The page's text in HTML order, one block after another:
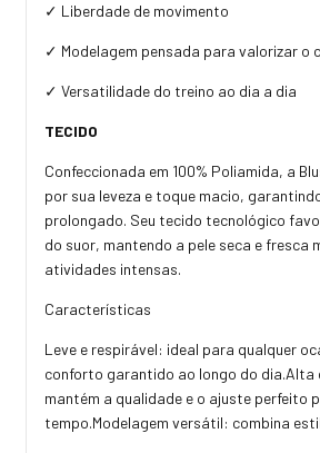
✓ Liberdade de movimento
✓ Modelagem pensada para valorizar o
✓ Versatilidade do treino ao dia a dia
TECIDO
Confeccionada em 100% Poliamida, a
por sua leveza e toque macio,
prolongado. Seu tecido tecnológico
do suor, mantendo a pele seca e fresca
atividades intensas.
Características
Leve e respirável: ideal para qualquer
conforto garantido ao longo do dia.Alta
mantém a qualidade e o ajuste perfeito
tempo.Modelagem versátil: combina